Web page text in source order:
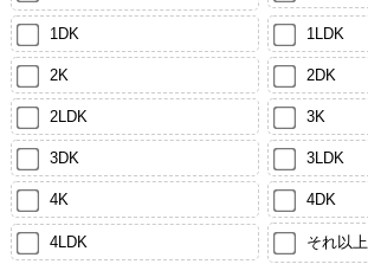
1DK 1LDK
2K 2DK
2LDK 3K
3DK 3LDK
4K 4DK
4LDK それ以上